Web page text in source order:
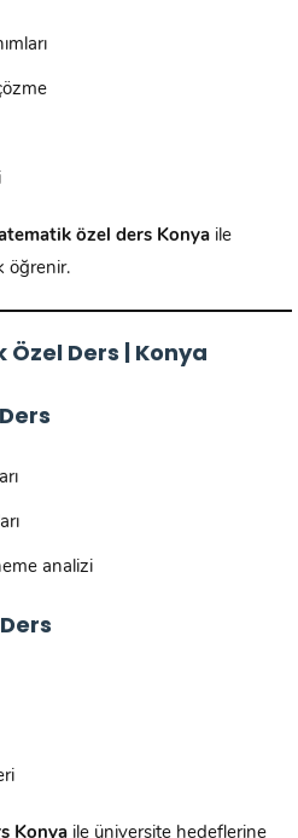
özel ders Konya ile
öğrenir.
Özel Ders | Konya
analizi
Konya ile üniversite hedeflerine